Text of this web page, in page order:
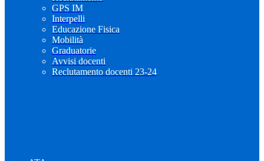
GPS IM
Interpelli
Educazione Fisica
Mobilità
Graduatorie
Avvisi docenti
Reclutamento docenti 23-24